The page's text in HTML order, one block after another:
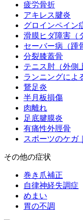
疲労骨折
アキレス腱炎
グロインペイン
滑膜ヒダ障害（
セーバー病（踵
分裂膝蓋骨
テニス肘（外側
ランニングによ
鵞足炎
半月板損傷
肉離れ
足底腱膜炎
有痛性外脛骨
スポーツのケガ
その他の症状
巻き爪補正
自律神経失調症
めまい
胃の不調